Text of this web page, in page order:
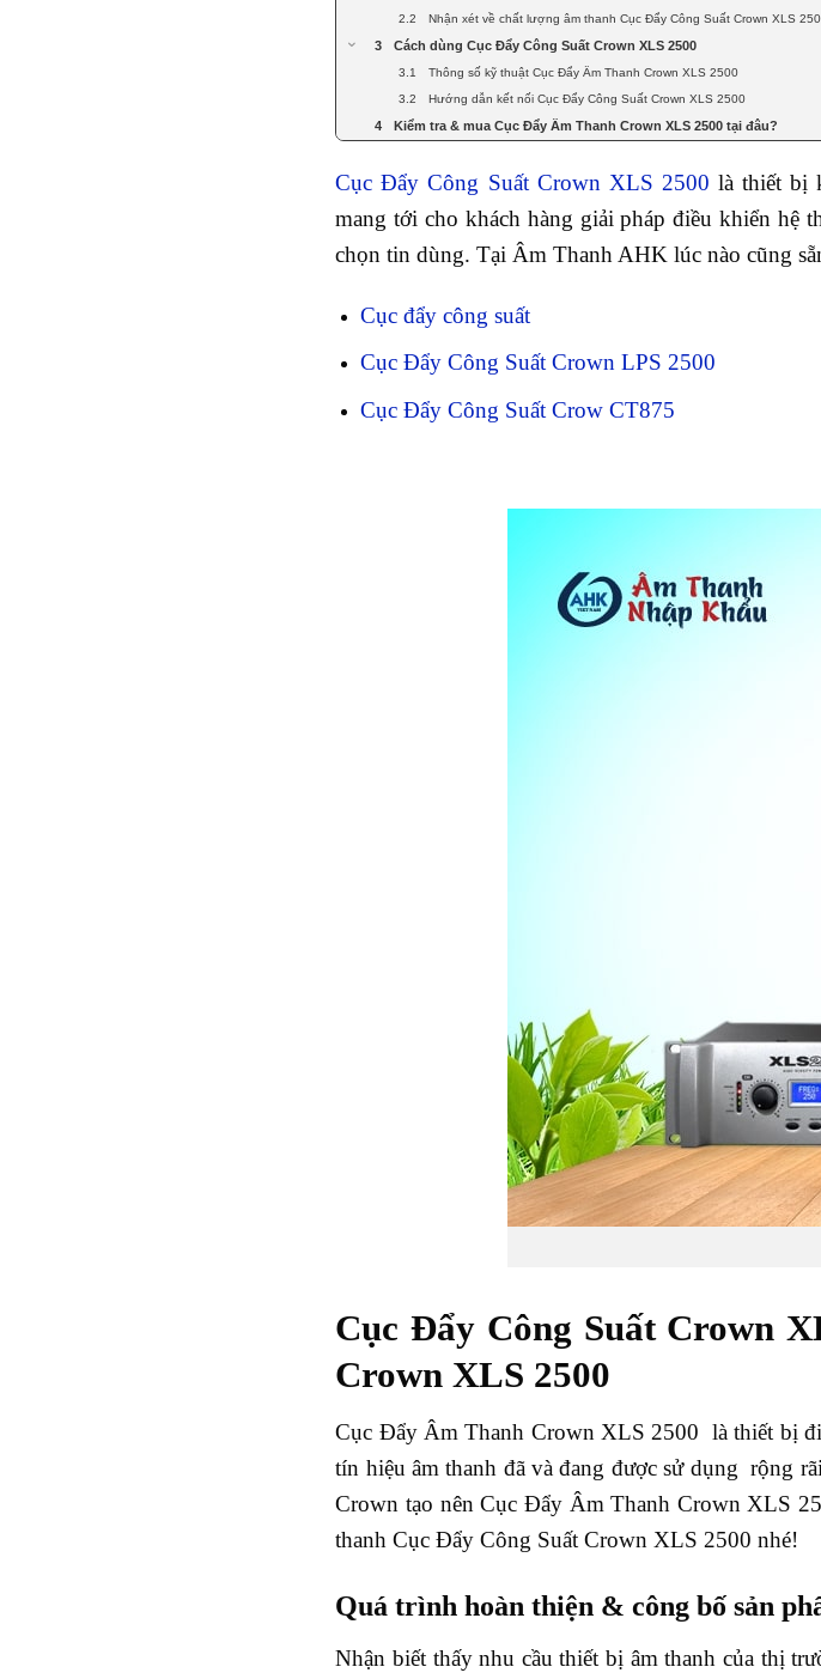
Nhận xét về chất lượng âm thanh Cục Đẩy Công Suất Crown XLS
Cách dùng Cục Đẩy Công Suất Crown XLS 2500
Thông số kỹ thuật Cục Đẩy Âm Thanh Crown XLS 2500
Hướng dẫn kết nối Cục Đẩy Công Suất Crown XLS 2500
Kiểm tra & mua Cục Đẩy Âm Thanh Crown XLS 2500 tại đâu?
Cục Đẩy Công Suất Crown XLS 2500 là thiết bị
mang tới cho khách hàng giải pháp điều khiển hệ
chọn tin dùng. Tại Âm Thanh AHK lúc nào cũng
Cục đẩy công suất
Cục Đẩy Công Suất Crown LPS 2500
Cục Đẩy Công Suất Crow CT875
Cục Đẩy Công Suất Crown
Crown XLS 2500
Cục Đẩy Âm Thanh Crown XLS 2500 là thiết bị
tín hiệu âm thanh đã và đang được sử dụng rộng
Crown tạo nên Cục Đẩy Âm Thanh Crown XLS
thanh Cục Đẩy Công Suất Crown XLS 2500 nhé!
Quá trình hoàn thiện & công bố sản
Nhận biết thấy nhu cầu thiết bị âm thanh của thị